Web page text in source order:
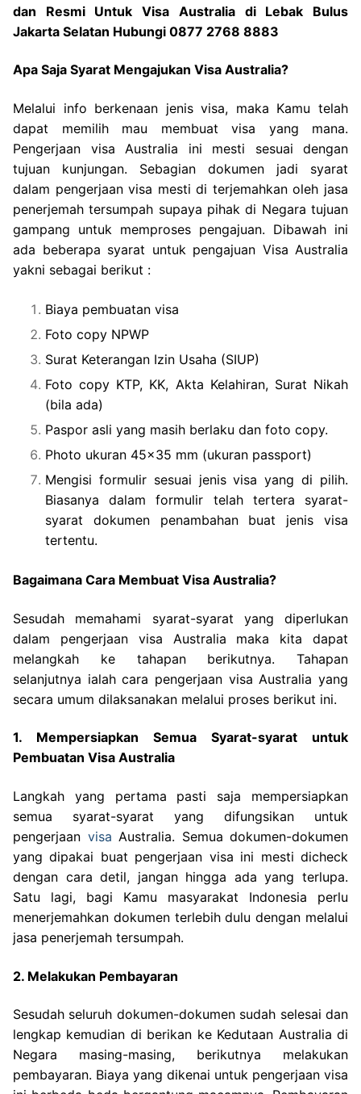
dan Resmi Untuk Visa Australia di Lebak Bulus
Jakarta Selatan Hubungi 0877 2768 8883
Apa Saja Syarat Mengajukan Visa Australia?
Melalui info berkenaan jenis visa, maka Kamu telah
dapat memilih mau membuat visa yang mana.
Pengerjaan visa Australia ini mesti sesuai dengan
tujuan kunjungan. Sebagian dokumen jadi syarat
dalam pengerjaan visa mesti di terjemahkan oleh jasa
penerjemah tersumpah supaya pihak di Negara tujuan
gampang untuk memproses pengajuan. Dibawah ini
ada beberapa syarat untuk pengajuan Visa Australia
yakni sebagai berikut :
Biaya pembuatan visa
Foto copy NPWP
Surat Keterangan Izin Usaha (SIUP)
Foto copy KTP, KK, Akta Kelahiran, Surat Nikah
(bila ada)
Paspor asli yang masih berlaku dan foto copy.
Photo ukuran 45×35 mm (ukuran passport)
Mengisi formulir sesuai jenis visa yang di pilih.
Biasanya dalam formulir telah tertera syarat-
syarat dokumen penambahan buat jenis visa
tertentu.
Bagaimana Cara Membuat Visa Australia?
Sesudah memahami syarat-syarat yang diperlukan
dalam pengerjaan visa Australia maka kita dapat
melangkah ke tahapan berikutnya. Tahapan
selanjutnya ialah cara pengerjaan visa Australia yang
secara umum dilaksanakan melalui proses berikut ini.
1. Mempersiapkan Semua Syarat-syarat untuk
Pembuatan Visa Australia
Langkah yang pertama pasti saja mempersiapkan
semua syarat-syarat yang difungsikan untuk
pengerjaan visa Australia. Semua dokumen-dokumen
yang dipakai buat pengerjaan visa ini mesti dicheck
dengan cara detil, jangan hingga ada yang terlupa.
Satu lagi, bagi Kamu masyarakat Indonesia perlu
menerjemahkan dokumen terlebih dulu dengan melalui
jasa penerjemah tersumpah.
2. Melakukan Pembayaran
Sesudah seluruh dokumen-dokumen sudah selesai dan
lengkap kemudian di berikan ke Kedutaan Australia di
Negara masing-masing, berikutnya melakukan
pembayaran. Biaya yang dikenai untuk pengerjaan visa